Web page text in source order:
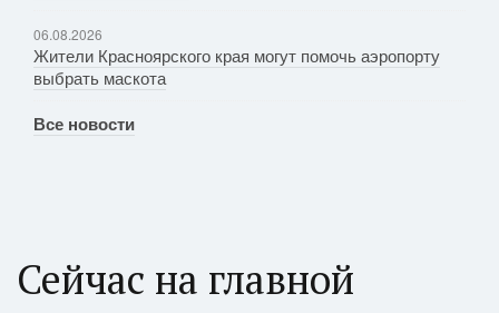
06.08.2026
Жители Красноярского края могут помочь аэропорту
выбрать маскота
Все новости
Сейчас на главной